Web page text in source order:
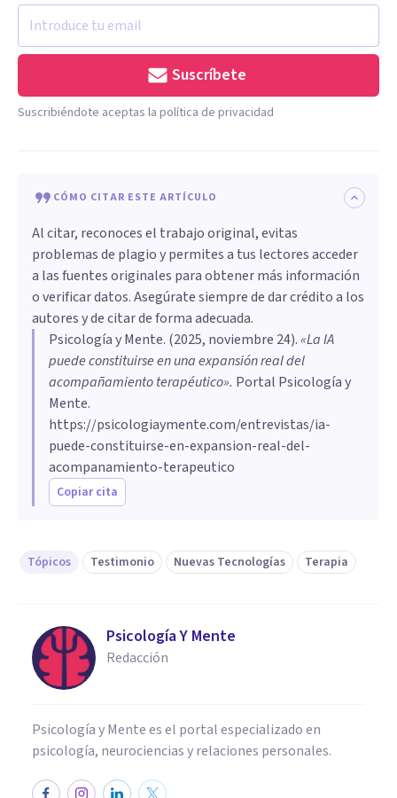
Suscríbete
Suscribiéndote aceptas la política de privacidad
CÓMO CITAR ESTE ARTÍCULO
Al citar, reconoces el trabajo original, evitas
problemas de plagio y permites a tus lectores acceder
a las fuentes originales para obtener más información
o verificar datos. Asegúrate siempre de dar crédito a los
autores y de citar de forma adecuada.
Psicología y Mente. (2025, noviembre 24).«La IA
puede constituirse en una expansión real del
acompañamiento terapéutico». Portal Psicología y
Mente.
https://psicologiaymente.com/entrevistas/ia-
puede-constituirse-en-expansion-real-del-
acompanamiento-terapeutico
Copiar cita
Tópicos Testimonio Nuevas Tecnologías Terapia
Psicología Y Mente
Redacción
Psicología y Mente es el portal especializado en
psicología, neurociencias y relaciones personales.